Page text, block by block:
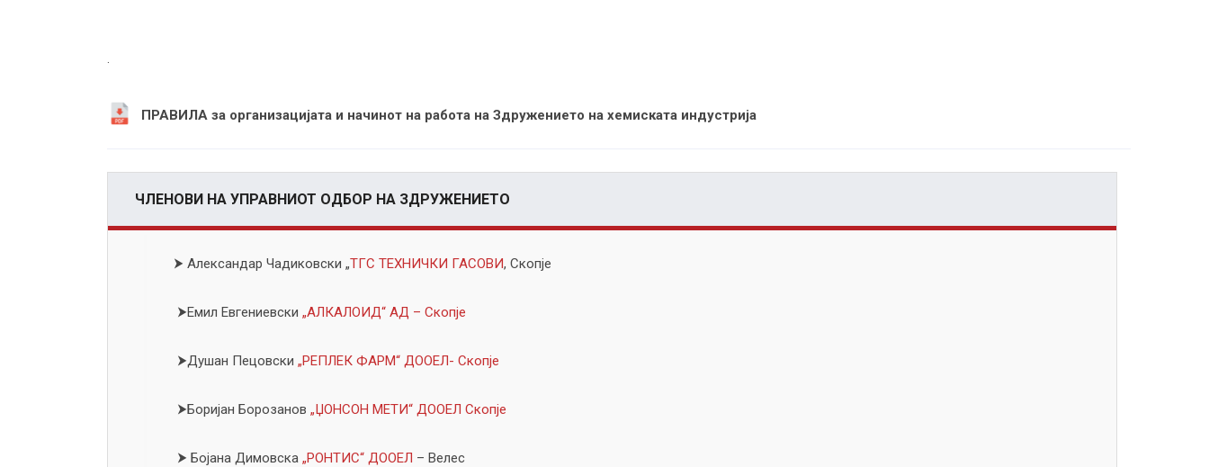
.
ПРАВИЛА за организацијата и начинот на работа на Здружението на хемиската индустрија
ЧЛЕНОВИ НА УПРАВНИОТ ОДБОР НА ЗДРУЖЕНИЕТО
⮞ Александар Чадиковски „ТГС ТЕХНИЧКИ ГАСОВИ, Скопје
⮞Емил Евгениевски „АЛКАЛОИД“ АД – Скопје
⮞Душан Пецовски „РЕПЛЕК ФАРМ“ ДООЕЛ- Скопје
⮞Боријан Борозанов „ЏОНСОН МЕТИ“ ДООЕЛ Скопје
⮞ Бојана Димовска „РОНТИС“ ДООЕЛ – Велес